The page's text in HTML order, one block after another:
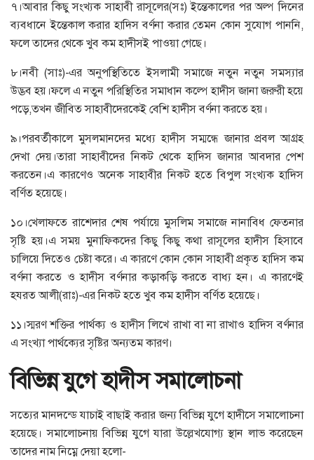
৭।আবার কিছু সংখ্যক সাহাবী রাসূলের(সঃ) ইন্তেকালের পর অল্প দিনের
ব্যবধানে ইন্তেকাল করার হাদিস বর্ণনা করার তেমন কোন সুযোগ পাননি,
ফলে তাদের থেকে খুব কম হাদীসই পাওয়া গেছে।
৮।নবী (সাঃ)-এর অনুপস্থিতিতে ইসলামী সমাজে নতুন নতুন সমস্যার
উদ্ভব হয়।ফলে এ নতুন পরিস্থিতির সমাধান কল্পে হাদীস জানা জরুরী হয়ে
পড়ে,তখন জীবিত সাহাবীদেরকেই বেশি হাদীস বর্ণনা করতে হয়।
৯।পরবর্তীকালে মুসলমানদের মধ্যে হাদীস সম্মন্ধে জানার প্রবল আগ্রহ
দেখা দেয়।তারা সাহাবীদের নিকট থেকে হাদিস জানার আবদার পেশ
করতেন।এ কারণেও অনেক সাহাবীর নিকট হতে বিপুল সংখ্যক হাদিস
বর্ণিত হয়েছে।
১০।খেলাফতে রাশেদার শেষ পর্যায়ে মুসলিম সমাজে নানাবিধ ফেতনার
সৃষ্টি হয়।এ সময় মুনাফিকদের কিছু কিছু কথা রাসূলের হাদীস হিসাবে
চালিয়ে দিতেও চেষ্টা করে। এ কারণে কোন কোন সাহাবী প্রকৃত হাদিস কম
বর্ণনা করতে ও হাদীস বর্ণনার কড়াকড়ি করতে বাধ্য হন। এ কারণেই
হযরত আলী(রাঃ)-এর নিকট হতে খুব কম হাদীস বর্ণিত হয়েছে।
১১।স্মরণ শক্তির পার্থক্য ও হাদীস লিখে রাখা বা না রাখাও হাদিস বর্ণনার
এ সংখ্যা পার্থক্যের সৃষ্টির অন্যতম কারণ।
বিভিন্ন যুগে হাদীস সমালোচনা
সত্যের মানদন্ডে যাচাই বাছাই করার জন্য বিভিন্ন যুগে হাদীসে সমালোচনা
হয়েছে। সমালোচনায় বিভিন্ন যুগে যারা উল্লেখযোগ্য স্থান লাভ করেছেন
তাদের নাম নিম্নে দেয়া হলো-